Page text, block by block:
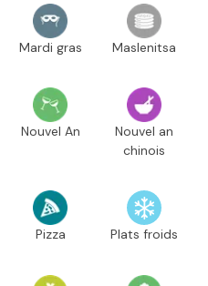
Mardi gras Maslenitsa
Nouvel An
Nouvel an
chinois
Pizza Plats froids